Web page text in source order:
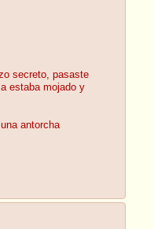
secreto, pasaste
estaba mojado y
antorcha